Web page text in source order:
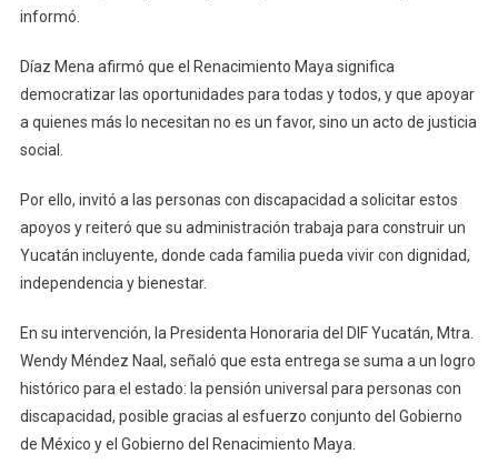
informó.
Díaz Mena afirmó que el Renacimiento Maya significa
democratizar las oportunidades para todas y todos, y que apoyar
a quienes más lo necesitan no es un favor, sino un acto de justicia
social.
Por ello, invitó a las personas con discapacidad a solicitar estos
apoyos y reiteró que su administración trabaja para construir un
Yucatán incluyente, donde cada familia pueda vivir con dignidad,
independencia y bienestar.
En su intervención, la Presidenta Honoraria del DIF Yucatán, Mtra.
Wendy Méndez Naal, señaló que esta entrega se suma a un logro
histórico para el estado: la pensión universal para personas con
discapacidad, posible gracias al esfuerzo conjunto del Gobierno
de México y el Gobierno del Renacimiento Maya.